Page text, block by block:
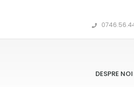
DESPRE NOI